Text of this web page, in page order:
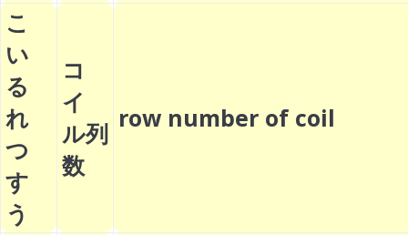
こ
い
る
れ
つ
す
う
コ
イ
ル列
数
row number of coil